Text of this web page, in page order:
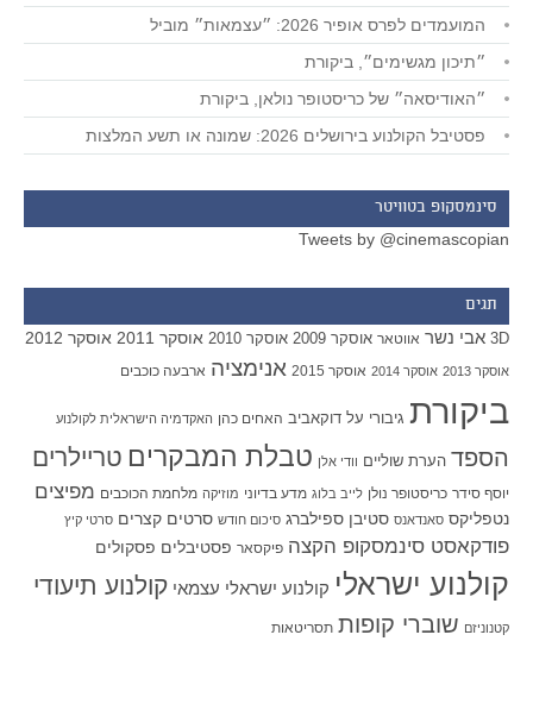
המועמדים לפרס אופיר 2026: ״עצמאות״ מוביל
״תיכון מגשימים״, ביקורת
״האודיסאה״ של כריסטופר נולאן, ביקורת
פסטיבל הקולנוע בירושלים 2026: שמונה או תשע המלצות
סינמסקופ בטוויטר
Tweets by @cinemascopian
תגים
3D אבי נשר אווטאר אוסקר 2009 אוסקר 2010 אוסקר 2011 אוסקר 2012
אוסקר 2013 אוסקר 2014 אוסקר 2015 אנימציה ארבעה כוכבים
ביקורת גיבורי על דוקאביב האחים כהן האקדמיה הישראלית לקולנוע
הספד הערת שוליים וודי אלן טבלת המבקרים טריילרים
יוסף סידר כריסטופר נולן לייב בלוג מדע בדיוני מוזיקה מלחמת הכוכבים מפיצים
נטפליקס סאנדאנס סטיבן ספילברג סיכום חודש סרטים קצרים סרטי קיץ
פודקאסט סינמסקופ הקצה פיקסאר פסטיבלים פסקולים
קולנוע ישראלי קולנוע ישראלי עצמאי קולנוע תיעודי
קטנוניזם שוברי קופות תסריטאות